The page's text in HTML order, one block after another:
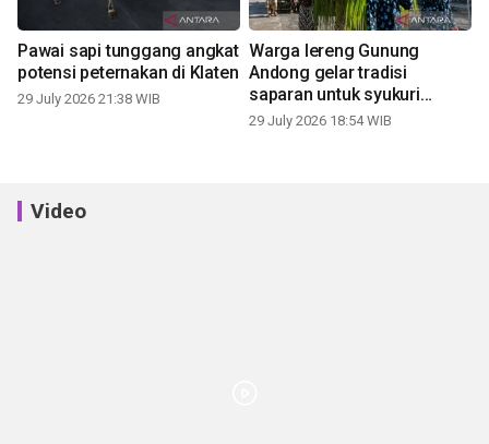
Pawai sapi tunggang angkat
potensi peternakan di Klaten
29 July 2026 21:38 WIB
Warga lereng Gunung
Andong gelar tradisi
saparan untuk syukuri
panen
29 July 2026 18:54 WIB
Video